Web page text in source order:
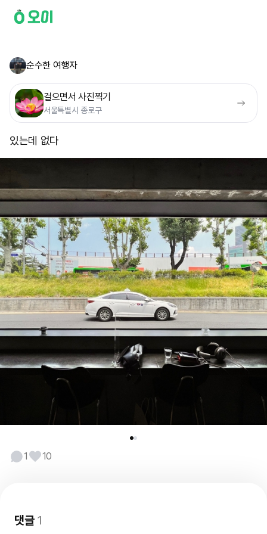
순수한 여행자
걸으면서 사진찍기
서울특별시 종로구
있는데 없다
1 10
댓글1